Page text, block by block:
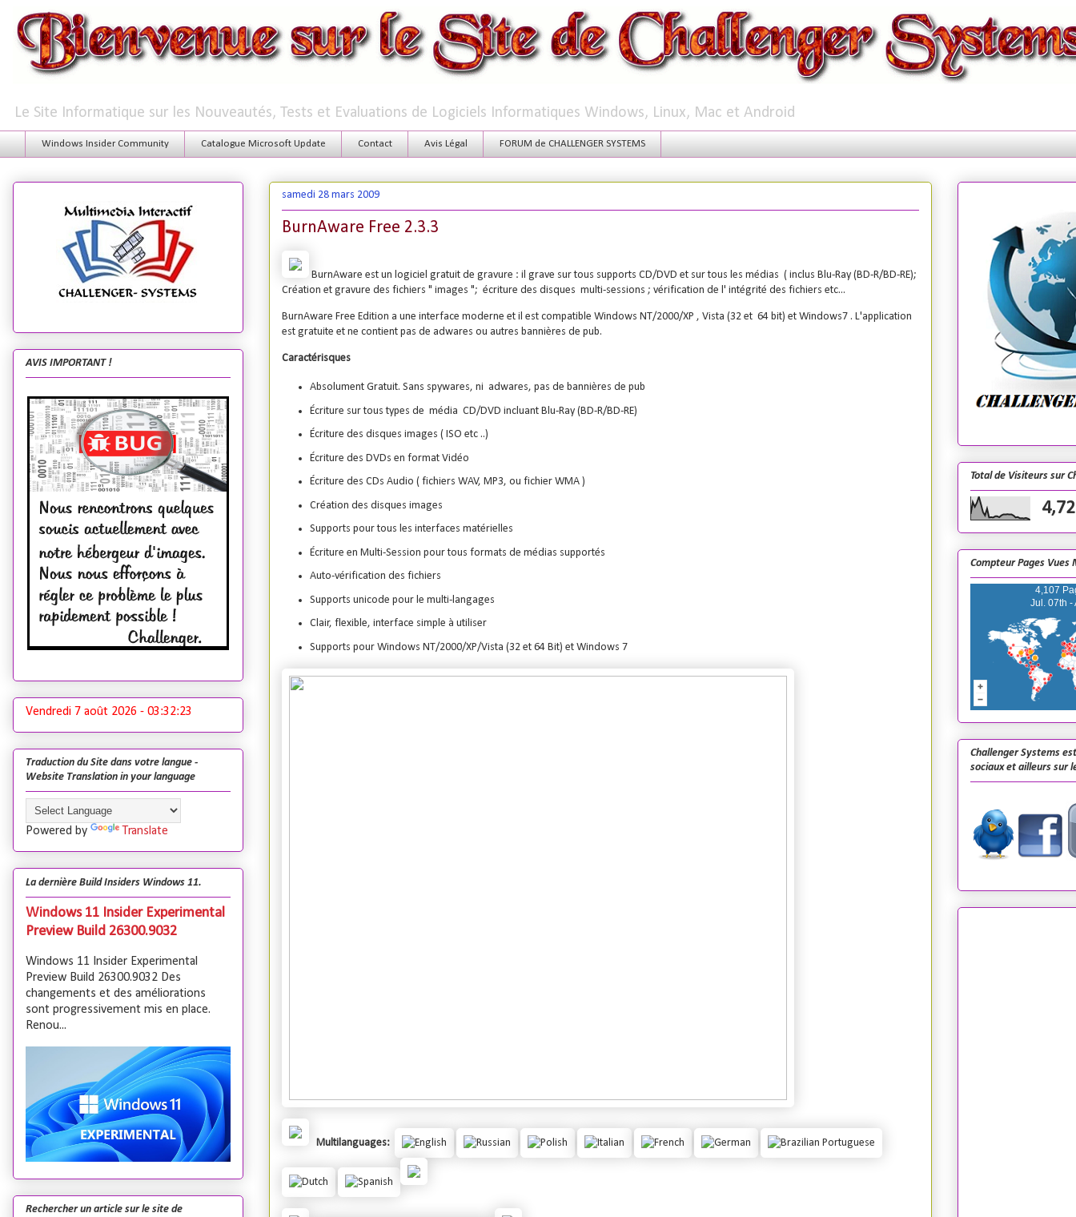
Le Site Informatique sur les Nouveautés, Tests et Evaluations de Logiciels Informatiques Windows, Linux, Mac et Android
Windows Insider Community Catalogue Microsoft Update Contact Avis Légal FORUM de CHALLENGER SYSTEMS
samedi 28 mars 2009
BurnAware Free 2.3.3
BurnAware est un logiciel gratuit de gravure : il grave sur tous supports CD/DVD et sur tous les médias ( inclus Blu-Ray (BD-R/BD-RE);
Création et gravure des fichiers " images "; écriture des disques multi-sessions ; vérification de l' intégrité des fichiers etc...
BurnAware Free Edition a une interface moderne et il est compatible Windows NT/2000/XP , Vista (32 et 64 bit) et Windows7 . L'application
est gratuite et ne contient pas de adwares ou autres bannières de pub.
Caractérisques
Absolument Gratuit. Sans spywares, ni adwares, pas de bannières de pub
Écriture sur tous types de média CD/DVD incluant Blu-Ray (BD-R/BD-RE)
Écriture des disques images ( ISO etc ..)
Écriture des DVDs en format Vidéo
Écriture des CDs Audio ( fichiers WAV, MP3, ou fichier WMA )
Création des disques images
Supports pour tous les interfaces matérielles
Écriture en Multi-Session pour tous formats de médias supportés
Auto-vérification des fichiers
Supports unicode pour le multi-langages
Clair, flexible, interface simple à utiliser
Supports pour Windows NT/2000/XP/Vista (32 et 64 Bit) et Windows 7
Multilanguages:
AVIS IMPORTANT !
Vendredi 7 août 2026 - 03:32:24
Traduction du Site dans votre langue -
Website Translation in your language
Powered by Translate
La dernière Build Insiders Windows 11.
Windows 11 Insider Experimental
Preview Build 26300.9032
Windows 11 Insider Experimental
Preview Build 26300.9032 Des
changements et des améliorations
sont progressivement mis en place.
Renou...
Rechercher un article sur le site de
Total de Visiteurs sur
Compteur Pages Vues
4,107
Jul. 07th -
Challenger Systems
sociaux et ailleurs sur